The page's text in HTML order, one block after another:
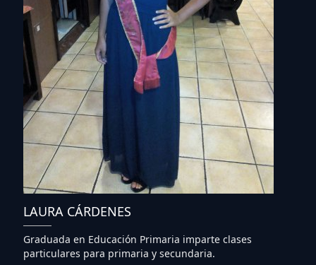
LAURA CÁRDENES
Graduada en Educación Primaria imparte clases
particulares para primaria y secundaria.